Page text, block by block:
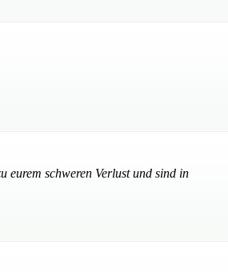
eurem schweren Verlust und sind in